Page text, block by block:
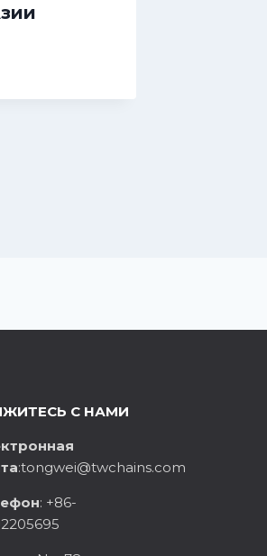
С НАМИ
:tongwei@twchains.com
: +86-